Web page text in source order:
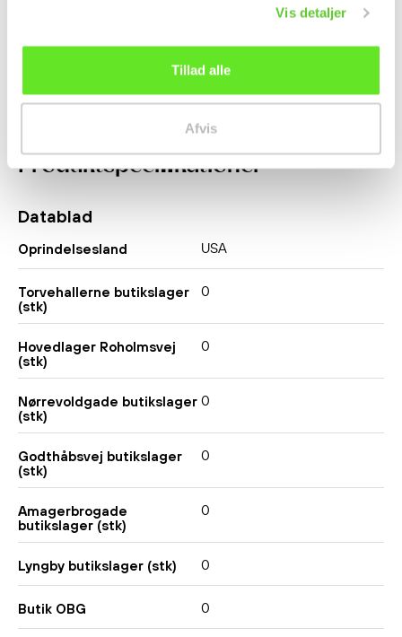
Vis detaljer
Tillad alle
Afvis
Produktspecifikationer
Datablad
Oprindelsesland USA
Torvehallerne butikslager
(stk)
0
Hovedlager Roholmsvej
(stk)
0
Nørrevoldgade butikslager
(stk)
0
Godthåbsvej butikslager
(stk)
0
Amagerbrogade
butikslager (stk)
0
Lyngby butikslager (stk) 0
Butik OBG 0